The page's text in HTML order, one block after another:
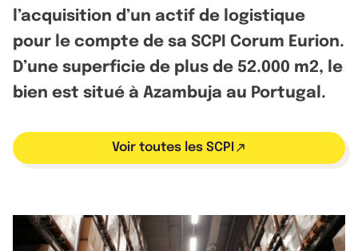
l’acquisition d’un actif de logistique
pour le compte de sa SCPI Corum Eurion.
D’une superficie de plus de 52.000 m2, le
bien est situé à Azambuja au Portugal.
Voir toutes les SCPI